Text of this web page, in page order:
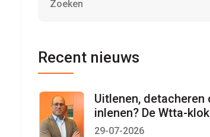
Recent nieuws
Uitlenen, detacheren
inlenen? De Wtta-
per 1 januari 2027
29-07-2026